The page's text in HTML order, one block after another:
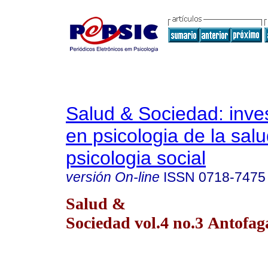
Salud & Sociedad:
en psicologia de la
psicologia social
versión On-line ISSN 0718-7475
Salud &
Sociedad vol.4 no.3